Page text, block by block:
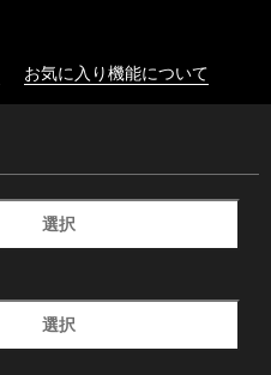
お気に入り機能について
選択
選択